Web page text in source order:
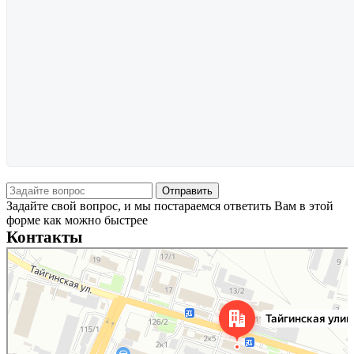
Задайте свой вопрос, и мы постараемся ответить Вам в этой
форме как можно быстрее
Контакты
Новосибирск
Тайгинская улица, 2 на карте Новосибирска — Яндекс Карты